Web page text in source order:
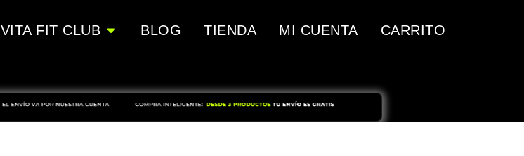
VITA FIT CLUB BLOG TIENDA MI CUENTA CARRITO